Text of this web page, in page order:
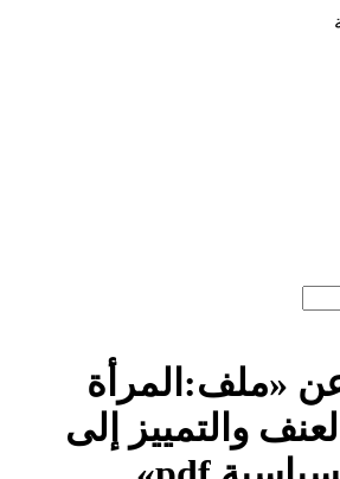
«ملف:المرأة
والتمييز إلى